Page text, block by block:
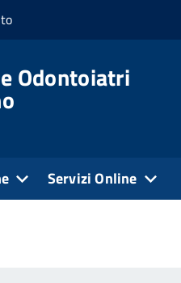
Odontoiatri
Servizi Online